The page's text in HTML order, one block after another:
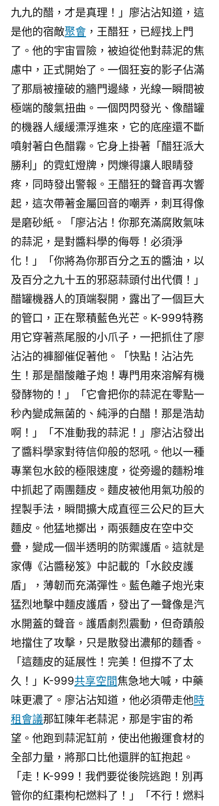
九九的醋，才是真理！」廖沾沾知道，這
是他的宿敵聚會 ，王醋狂，已經找上門
了。他的宇宙冒險，被迫從他對蒜泥的焦
慮中，正式開始了。一個狂妄的影子佔滿
了那扇被撞破的牆門邊緣，光線一瞬間被
極端的酸氣扭曲。一個閃閃發光、像醋罐
的機器人緩緩漂浮進來，它的底座還不斷
噴射著白色醋霧。它身上掛著「醋狂派大
勝利」的霓虹燈牌，閃爍得讓人眼睛發
疼，同時發出警報。王醋狂的聲音再次響
起，這次帶著金屬回音的嘲弄，刺耳得像
是磨砂紙。「廖沾沾！你那充滿腐敗氣味
的蒜泥，是對醬料學的侮辱！必須淨
化！」「你將為你那百分之五的醬油，以
及百分之九十五的邪惡蒜頭付出代價！」
醋罐機器人的頂端裂開，露出了一個巨大
的管口，正在聚積藍色光芒。K-999特務
用它穿著燕尾服的小爪子，一把抓住了廖
沾沾的褲腳催促著他。「快點！沾沾先
生！那是醋酸離子炮！專門用來溶解有機
發酵物的！」「它會把你的蒜泥在零點一
秒內變成無菌的、純淨的白醋！那是浩劫
啊！」「不准動我的蒜泥！」廖沾沾發出
了醬料學家對待信仰般的怒吼。他以一種
專業包水餃的極限速度，從旁邊的麵粉堆
中抓起了兩團麵皮。麵皮被他用氣功般的
捏製手法，瞬間擴大成直徑三公尺的巨大
麵皮。他猛地擲出，兩張麵皮在空中交
疊，變成一個半透明的防禦護盾。這就是
家傳《沾醬秘笈》中記載的「水餃皮護
盾」，薄韌而充滿彈性。藍色離子炮光束
猛烈地擊中麵皮護盾，發出了一聲像是汽
水開蓋的聲音。護盾劇烈震動，但奇蹟般
地擋住了攻擊，只是散發出濃郁的麵香。
「這麵皮的延展性！完美！但撐不了太
久！」K-999共享空間焦急地大喊，中藥
味更濃了。廖沾沾知道，他必須帶走他時
租會議那缸陳年老蒜泥，那是宇宙的希
望。他跑到蒜泥缸前，使出他搬運食材的
全部力量，將那口比他還胖的缸抱起。
「走！K-999！我們要從後院逃跑！別再
管你的紅棗枸杞燃料了！」「不行！燃料